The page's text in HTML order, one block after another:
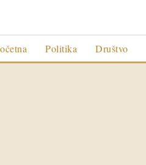
Politika Društvo